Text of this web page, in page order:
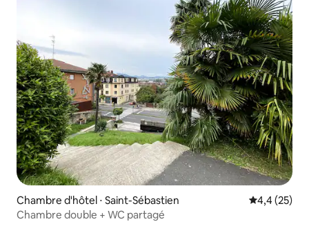
Chambre d'hôtel ⋅ Saint-Sébastien Évaluation
4,4 (25)
Chambre double + WC partagé